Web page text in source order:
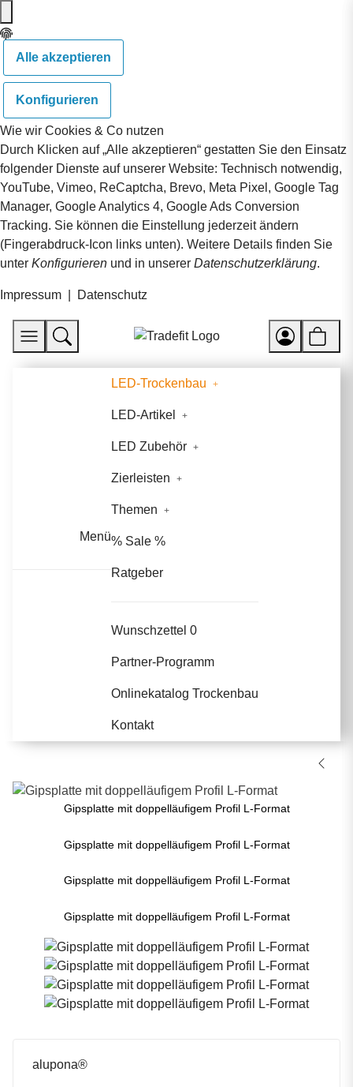
Alle akzeptieren
Konfigurieren
Wie wir Cookies & Co nutzen
Durch Klicken auf „Alle akzeptieren“ gestatten Sie den Einsatz
folgender Dienste auf unserer Website: Technisch notwendig,
YouTube, Vimeo, ReCaptcha, Brevo, Meta Pixel, Google Tag
Manager, Google Analytics 4, Google Ads Conversion
Tracking. Sie können die Einstellung jederzeit ändern
(Fingerabdruck-Icon links unten). Weitere Details finden Sie
unter Konfigurieren und in unserer Datenschutzerklärung.
Impressum Datenschutz
Menü
LED-Trockenbau
LED-Artikel
LED Zubehör
Zierleisten
Themen
% Sale %
Ratgeber
Wunschzettel 0
Partner-Programm
Onlinekatalog Trockenbau
Kontakt
alupona®
Gipsplatte mit doppelläufigem Profil L-Format
Gipsplatte mit doppelläufigem Profil L-Format
Gipsplatte mit doppelläufigem Profil L-Format
Gipsplatte mit doppelläufigem Profil L-Format